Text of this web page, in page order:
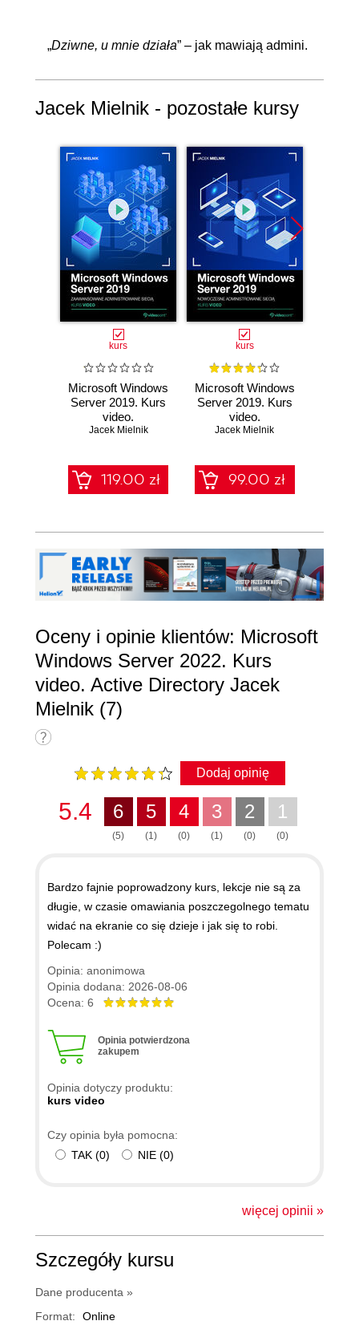
„Dziwne, u mnie działa” – jak mawiają admini.
Jacek Mielnik - pozostałe kursy
kurs
Microsoft Windows
Server 2019. Kurs
video.
Zaawansowane
Jacek Mielnik
119.00 zł
kurs
Microsoft Windows
Server 2019. Kurs
video.
Nowoczesne
Jacek Mielnik
99.00 zł
Oceny i opinie klientów: Microsoft
Windows Server 2022. Kurs
video. Active Directory Jacek
Mielnik (7)
Dodaj opinię
5.4 6
(5)
5
(1)
4
(0)
3
(1)
2
(0)
1
(0)
Bardzo fajnie poprowadzony kurs, lekcje nie są za
długie, w czasie omawiania poszczegolnego tematu
widać na ekranie co się dzieje i jak się to robi.
Polecam :)
Opinia: anonimowa
Opinia dodana: 2026-08-06
Ocena: 6
Opinia potwierdzona
zakupem
Opinia dotyczy produktu:
kurs video
Czy opinia była pomocna:
TAK (0) NIE (0)
więcej opinii »
Szczegóły kursu
Dane producenta »
Format:
Online